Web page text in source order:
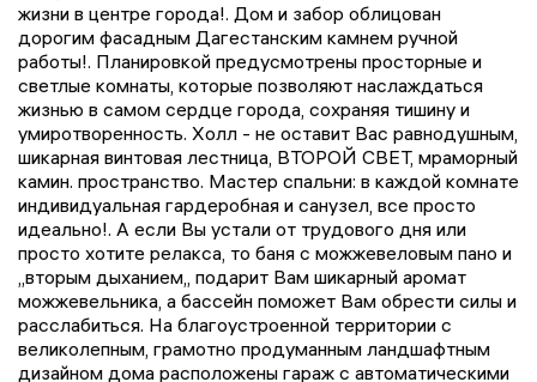
жизни в центре города!. Дом и забор облицован
дорогим фасадным Дагестанским камнем ручной
работы!. Планировкой предусмотрены просторные и
светлые комнаты, которые позволяют наслаждаться
жизнью в самом сердце города, сохраняя тишину и
умиротворенность. Холл - не оставит Вас равнодушным,
шикарная винтовая лестница, ВТОРОЙ СВЕТ, мраморный
камин. пространство. Мастер спальни: в каждой комнате
индивидуальная гардеробная и санузел, все просто
идеально!. А если Вы устали от трудового дня или
просто хотите релакса, то баня с можжевеловым пано и
,,вторым дыханием,, подарит Вам шикарный аромат
можжевельника, а бассейн поможет Вам обрести силы и
расслабиться. На благоустроенной территории с
великолепным, грамотно продуманным ландшафтным
дизайном дома расположены гараж с автоматическими